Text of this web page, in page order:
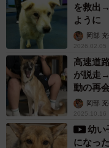
を救出
ように
岡部
2026.02.05
高速道
が脱走
動の再
岡部
2025.10.16
幼い
になっ